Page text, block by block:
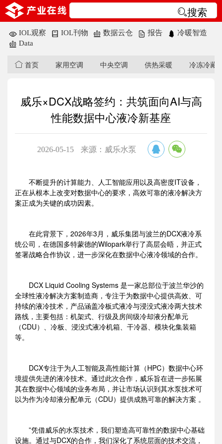
搜索
IOL观察 IOL刊物 数据云仓 报告
冷暖智造
Data
首页 家用空调 中央空调 供热采暖 冷冻冷藏
威乐×DCX战略签约：共筑面向AI与高
性能数据中心液冷新基座
2026-05-15 来源：​威乐水泵
不断提升的计算能力、人工智能应用以及高密度IT设备，
正在从根本上改变对数据中心的要求，高效可靠的液冷解决方
案正成为关键的成功因素。
在此背景下，2026年3月，威乐集团与波兰的DCX液冷系
统公司，在德国多特蒙德的Wilopark举行了高层会晤，并正式
签署战略合作协议，进一步深化在数据中心液冷领域的合作。
DCX Liquid Cooling Systems 是一家总部位于波兰华沙的
全球性液冷解决方案制造商，专注于为数据中心提供高效、可
持续的液冷技术，产品涵盖冷板式液冷与浸没式液冷两大技术
路线，主要包括：机架式、行级及房间级冷却液分配单元
（CDU）、冷板、浸没式液冷机箱、干冷器、模块化集装箱
等。
DCX专注于为人工智能及高性能计算（HPC）数据中心环
境提供先进的液冷技术。通过此次合作，威乐旨在进一步拓展
其在数据中心领域的业务布局，并让市场认识到其水泵技术可
以为作为冷却液分配单元（CDU）提供成熟可靠的解决方案 。
”凭借威乐的水泵技术，我们塑造高可靠性的数据中心基础
设施。通过与DCX的合作，我们深化了系统层面的技术交流，